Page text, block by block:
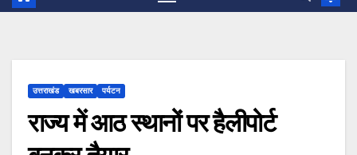
उत्तराखंड खबरसार पर्यटन
राज्य में आठ स्थानों पर हैलीपोर्ट